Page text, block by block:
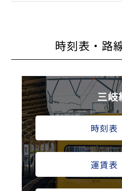
時刻表・路
三岐
時刻
運賃